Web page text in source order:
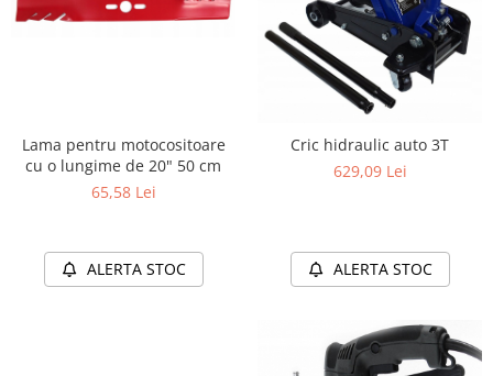
Lama pentru motocositoare
cu o lungime de 20" 50 cm
65,58 Lei
ALERTA STOC
Cric hidraulic auto 3T
629,09 Lei
ALERTA STOC